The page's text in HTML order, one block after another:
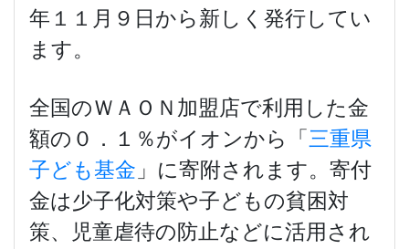
年１１月９日から新しく発行してい
ます。
全国のＷＡＯＮ加盟店で利用した金
額の０．１％がイオンから「三重県
子ども基金 」に寄附されます。寄付
金は少子化対策や子どもの貧困対
策、児童虐待の防止などに活用され